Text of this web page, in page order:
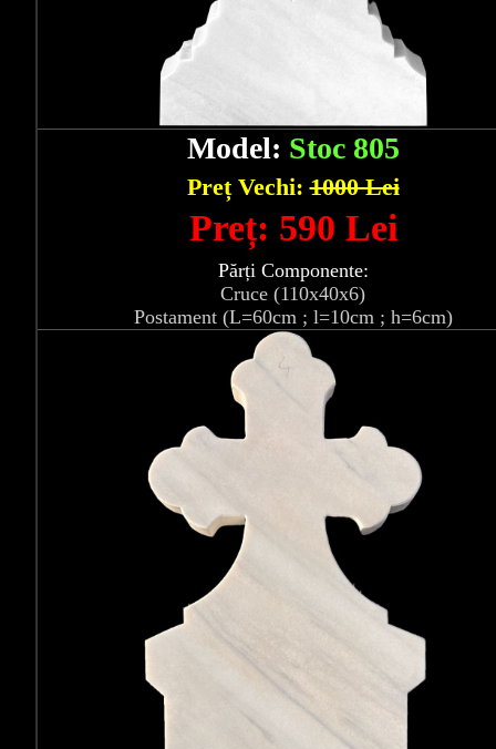
Model: Stoc 805
Preț Vechi:1000 Lei
Preț: 590 Lei
Părți Componente:
Cruce (110x40x6)
Postament (L=60cm ; l=10cm ; h=6cm)